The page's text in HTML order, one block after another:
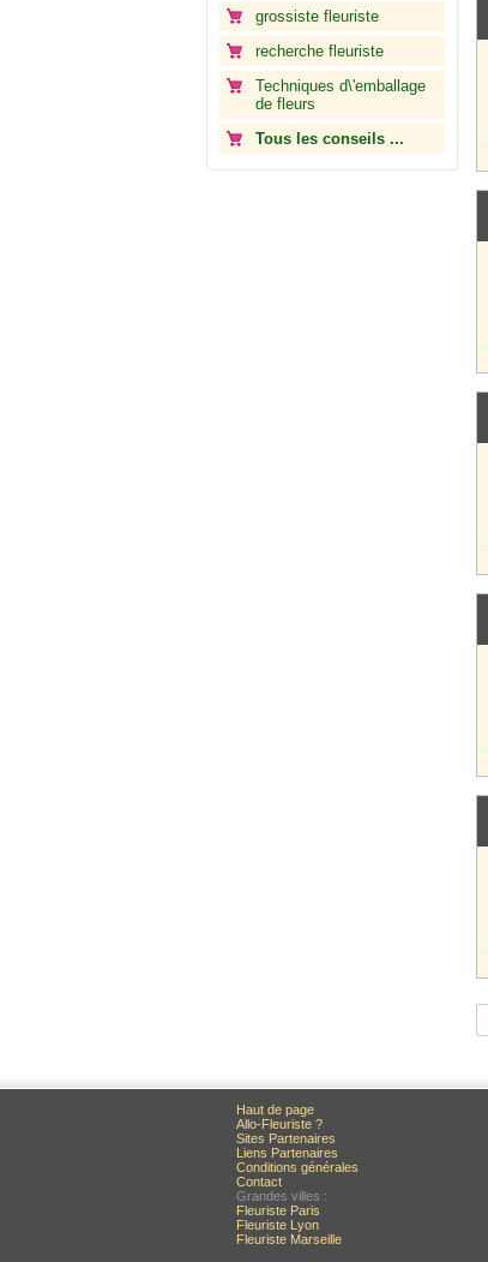
grossiste fleuriste
recherche fleuriste
Techniques d\'emballage
de fleurs
Tous les conseils ...
Haut de page
Allo-Fleuriste ?
Sites Partenaires
Liens Partenaires
Conditions générales
Contact
Grandes villes :
Fleuriste Paris
Fleuriste Lyon
Fleuriste Marseille